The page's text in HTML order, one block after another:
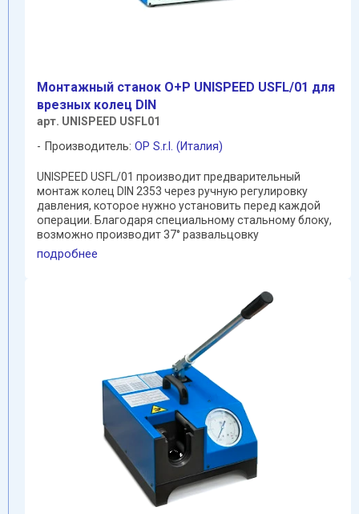
Mонтажный станок O+P UNISPEED USFL/01 для
врезных колец DIN
арт. UNISPEED USFL01
Производитель: OP S.r.l. (Италия)
UNISPEED USFL/01 производит предварительный
монтаж колец DIN 2353 через ручную регулировку
давления, которое нужно установить перед каждой
операции. Благодаря специальному стальному блоку,
возможно производит 37° развальцовку
гидравлических труб из ...
подробнее